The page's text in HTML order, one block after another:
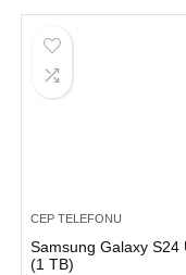
CEP TELEFONU
Samsung Galaxy S24
(1 TB)